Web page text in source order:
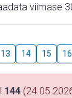
viimase
13 14 15 16
144